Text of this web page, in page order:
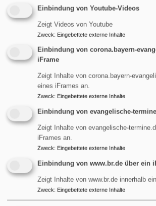
So, 9.8. 9 Uhr
Gottesdienst
Pfarrer Gottfried von Segnitz
Garmisch-Partenkirchen
Christuskirche
So, 9.8. 10:30 Uhr
Gottesdienst
Einbindung von Youtube-Videos
Zeigt Videos von Youtube
Zweck: Eingebettete externe Inhalte
Einbindung von corona.bayern-
iFrame
Zeigt Inhalte von corona.bayern-
eines iFrames an.
Zweck: Eingebettete externe Inhalte
Einbindung von evangelische-
Zeigt Inhalte von evangelische-
iFrames an.
Zweck: Eingebettete externe Inhalte
Einbindung von www.br.de über ein
Zeigt Inhalte von www.br.de innerhalb
Zweck: Eingebettete externe Inhalte